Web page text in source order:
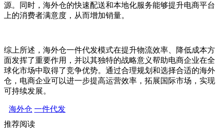
源。同时，海外仓的快速配送和本地化服务能够提升电商平台
上的消费者满意度，从而增加销量。
综上所述，海外仓一件代发模式在提升物流效率、降低成本方
面发挥了重要作用，并以其独特的战略意义帮助电商企业在全
球化市场中取得了竞争优势。通过合理规划和选择合适的海外
仓，电商企业可以进一步提高运营效率，拓展国际市场，实现
可持续发展。
海外仓 一件代发
推荐阅读